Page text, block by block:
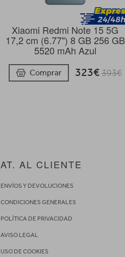
Xiaomi Redmi Note 15 5G
17,2 cm (6.77") 8 GB 256 GB
5520 mAh Azul
Comprar 323€393€
AT. AL CLIENTE
ENVÍOS Y DEVOLUCIONES
CONDICIONES GENERALES
POLÍTICA DE PRIVACIDAD
AVISO LEGAL
USO DE COOKIES